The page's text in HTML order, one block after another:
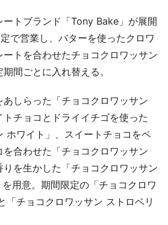
トブランド「Tony Bake」が展開
で営業し、バターを使ったクロワ
トを合わせたチョコクロワッサン
間ごとに入れ替える。
しらった「チョコクロワッサン
チョコとドライイチゴを使った
ホワイト」、スイートチョコをベ
合わせた「チョコクロワッサン
を生かした「チョコクロワッサン
用意。期間限定の「チョコクロワ
「チョコクロワッサン ストロベリ